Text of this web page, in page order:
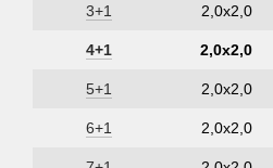
3+1 2,0х2,0
4+1 2,0х2,0
5+1 2,0х2,0
6+1 2,0х2,0